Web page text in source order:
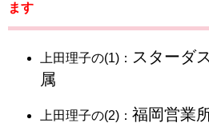
ます
上田理子の(1)： スターダ
属
上田理子の(2)： 福岡営業